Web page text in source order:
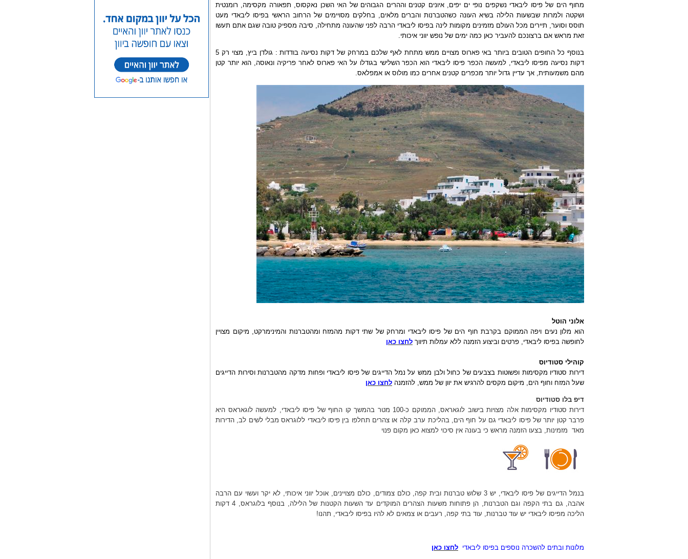
מחוף הים של פיסו ליבאדי נשקפים נופי ים יפים, איונים קטנים וההרים הגבוהים של האי השכן נאקסוס, תפאורה מקסימה, רומנטית
ושקטה ולמרות שבשעות הלילה בשיא העונה כשהטברנות והברים מלאים, בחלקים מסויימים של הרחוב הראשי בפיסו ליבאדי מעט
תוסס וסוער, תיירים מכל העולם מזמינים מקומות לינה בפיסו ליבאדי הרבה לפני שהעונה מתחילה, סיבה מספיק טובה שגם אתם תעשו
זאת מראש אם ברצונכם להעביר כאן כמה ימים של נופש יווני איכותי.
בנוסף כל החופים הטובים ביותר באי פארוס מצויים ממש מתחת לאף שלכם במרחק של דקות נסיעה בודדות : גולדן ביץ, מצוי רק 5
דקות נסיעה מפיסו ליבאדי, למעשה הכפר פיסו ליבאדי הוא הכפר השלישי בגודלו על האי פארוס לאחר פריקיה ונאוסה, הוא יותר קטן
מהם משמעותית, אך עדיין גדול יותר מכפרים קטנים אחרים כמו מולוס או אמפלאס.
אלוני הוטל
הוא מלון נעים ויפה הממוקם בקרבת חוף הים של פיסו ליבאדי ומרחק של שתי דקות מהמזח ומהטברנות והמינימרקט, מיקום מצויין
לחופשה בפיסו ליבאדי, פרטים וביצוע הזמנה ללא עמלות תיווך לחצו כאן
קוהילי סטודיוס
דירות סטודיו מקסימות ופשוטות בצבעים של כחול ולבן ממש על נמל הדייגים של פיסו ליבאדי ופחות מדקה מהטברנות וסירות הדייגים
שעל המזח וחוף הים, מיקום מקסים להרגיש את יוון של ממש, להזמנה לחצו כאן
דיפ בלו סטודיוס
דירות סטודיו מקסימות אלה מצויות בישוב לוגאראס, הממוקם כ-100 מטר בהמשך קו החוף של פיסו ליבאדי, למעשה לוגאראס היא
פרבר קטן יותר של פיסו ליבאדי גם על חוף הים, בהליכת ערב קלה או צהרים תחלפו בין פיסו ליבאדי ללוגראס מבלי לשים לב, הדירות
מאד מזמינות, בצעו הזמנה מראש כי בעונה אין סיכוי למצוא כאן מקום פנוי
בנמל הדייגים של פיסו ליבאדי, יש 3 שלוש טברנות ובית קפה, כולם צמודים, כולם מצויינים, אוכל יווני איכותי, לא יקר ועשוי עם הרבה
אהבה, גם בתי הקפה וגם הטברנות, הן פתוחות משעות הצהרים המוקדים עד השעות הקטנות של הלילה, בנוסף בלוגראס, 4 דקות
הליכה מפיסו ליבאדי יש עוד טברנות, עוד בתי קפה, רעבים או צמאים לא להיו בפיסו ליבאדי, תהנו!
מלונות ובתים להשכרה נוספים בפיסו ליבאדי לחצו כאן